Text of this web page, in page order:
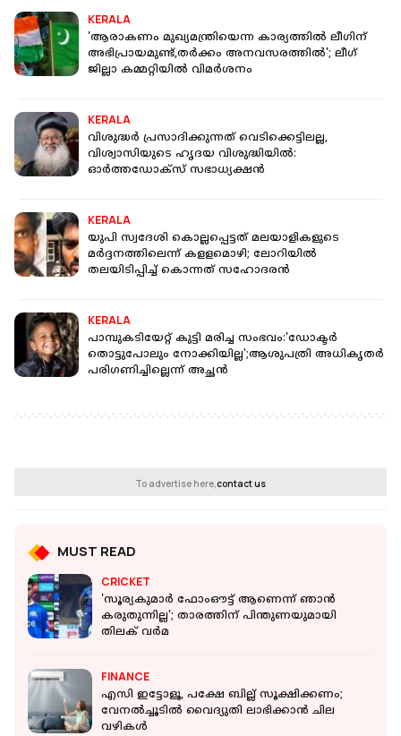
KERALA
'ആരാകണം മുഖ്യമന്ത്രിയെന്ന കാര്യത്തിൽ ലീഗിന്
അഭിപ്രായമുണ്ട്,തർക്കം അനവസരത്തിൽ'; ലീഗ്
ജില്ലാ കമ്മറ്റിയിൽ വിമർശനം
KERALA
വിശുദ്ധര്‍ പ്രസാദിക്കുന്നത് വെടിക്കെട്ടിലല്ല,
വിശ്വാസിയുടെ ഹൃദയ വിശുദ്ധിയില്‍:
ഓര്‍ത്തഡോക്‌സ് സഭാധ്യക്ഷന്‍
KERALA
യുപി സ്വദേശി കൊല്ലപ്പെട്ടത് മലയാളികളുടെ
മര്‍ദ്ദനത്തിലെന്ന് കളളമൊഴി; ലോറിയില്‍
തലയിടിപ്പിച്ച് കൊന്നത് സഹോദരന്‍
KERALA
പാമ്പുകടിയേറ്റ് കുട്ടി മരിച്ച സംഭവം:'ഡോക്ടർ
തൊട്ടുപോലും നോക്കിയില്ല';ആശുപത്രി അധികൃതർ
പരിഗണിച്ചില്ലെന്ന് അച്ഛൻ
To advertise here,contact us
MUST READ
CRICKET
'സൂര്യകുമാർ ഫോംഔട്ട് ആണെന്ന് ഞാൻ
കരുതുന്നില്ല'; താരത്തിന് പിന്തുണയുമായി
തിലക് വർമ
FINANCE
എസി ഇട്ടോളൂ, പക്ഷേ ബില്ല് സൂക്ഷിക്കണം;
വേനല്‍ച്ചൂടില്‍ വൈദ്യുതി ലാഭിക്കാന്‍ ചില
വഴികള്‍